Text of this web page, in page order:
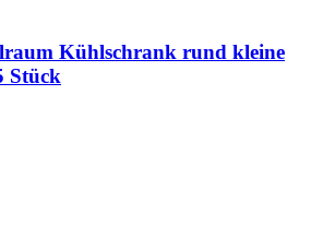
Kühlschrank rund kleine
Stück